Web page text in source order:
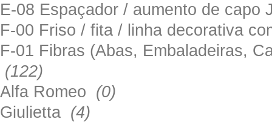
E-08 Espaçador / aumento de
F-00 Friso / fita / linha decorativa
F-01 Fibras (Abas, Embaladeiras,
(122)
Alfa Romeo (0)
Giulietta (4)